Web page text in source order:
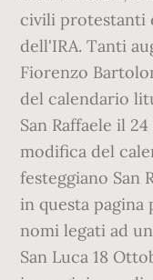
civili protestanti
dell'IRA. Tanti
Fiorenzo
del calendario
San Raffaele il
modifica del
festeggiano San
in questa pagina
nomi legati ad
San Luca 18